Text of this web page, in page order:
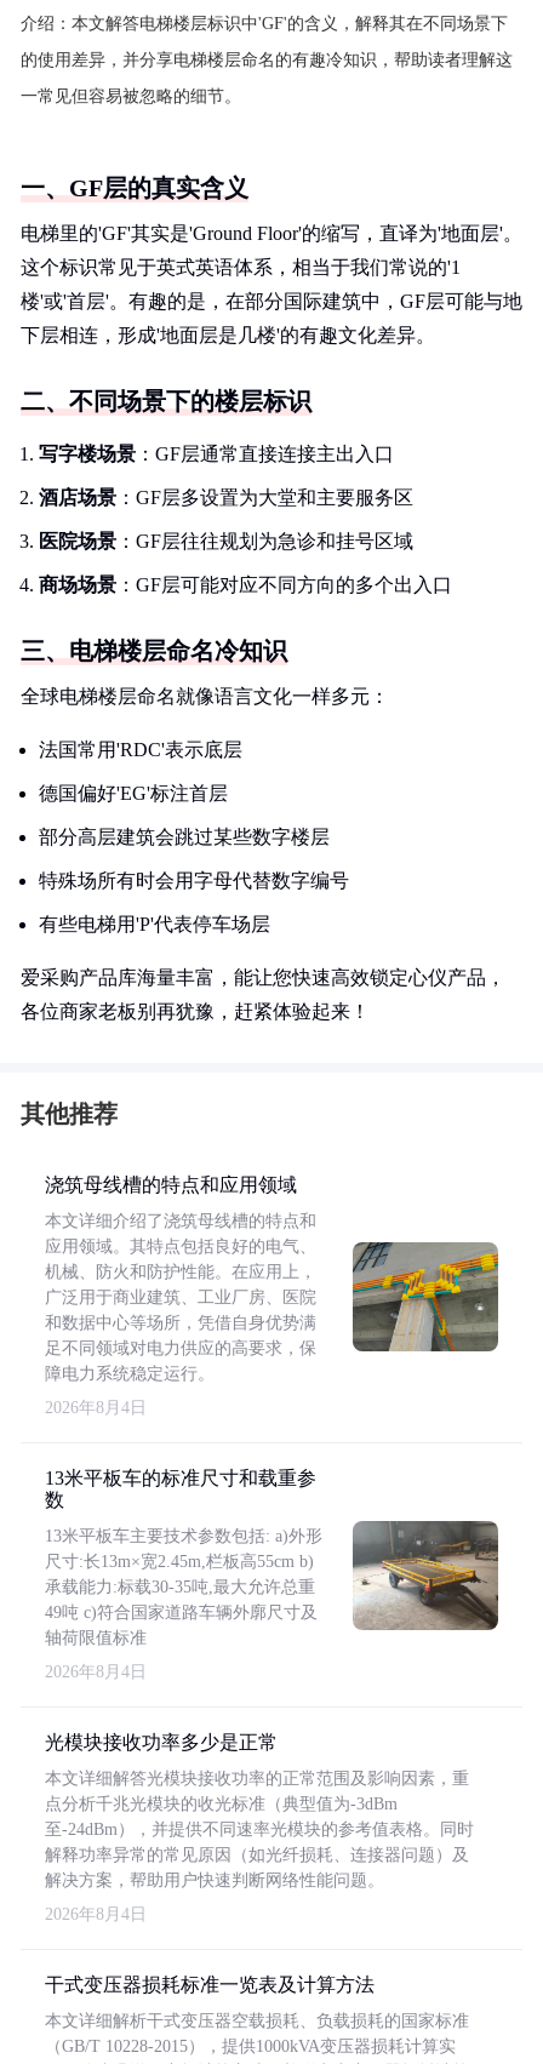
介绍： 本文解答电梯楼层标识中'GF'的含义，解释其在不同场景下
的使用差异，并分享电梯楼层命名的有趣冷知识，帮助读者理解这
一常见但容易被忽略的细节。
一、GF层的真实含义
电梯里的'GF'其实是'Ground Floor'的缩写，直译为'地面层'。
这个标识常见于英式英语体系，相当于我们常说的'1
楼'或'首层'。有趣的是，在部分国际建筑中，GF层可能与地
下层相连，形成'地面层是几楼'的有趣文化差异。
二、不同场景下的楼层标识
写字楼场景 ：GF层通常直接连接主出入口
酒店场景 ：GF层多设置为大堂和主要服务区
医院场景 ：GF层往往规划为急诊和挂号区域
商场场景 ：GF层可能对应不同方向的多个出入口
三、电梯楼层命名冷知识
全球电梯楼层命名就像语言文化一样多元：
法国常用'RDC'表示底层
德国偏好'EG'标注首层
部分高层建筑会跳过某些数字楼层
特殊场所有时会用字母代替数字编号
有些电梯用'P'代表停车场层
爱采购产品库海量丰富，能让您快速高效锁定心仪产品，
各位商家老板别再犹豫，赶紧体验起来！
其他推荐
浇筑母线槽的特点和应用领域
本文详细介绍了浇筑母线槽的特点和
应用领域。其特点包括良好的电气、
机械、防火和防护性能。在应用上，
广泛用于商业建筑、工业厂房、医院
和数据中心等场所，凭借自身优势满
足不同领域对电力供应的高要求，保
障电力系统稳定运行。
2026年8月4日
13米平板车的标准尺寸和载重参
数
13米平板车主要技术参数包括: a)外形
尺寸:长13m×宽2.45m,栏板高55cm b)
承载能力:标载30-35吨,最大允许总重
49吨 c)符合国家道路车辆外廓尺寸及
轴荷限值标准
2026年8月4日
光模块接收功率多少是正常
本文详细解答光模块接收功率的正常范围及影响因素，重
点分析千兆光模块的收光标准（典型值为-3dBm
至-24dBm），并提供不同速率光模块的参考值表格。同时
解释功率异常的常见原因（如光纤损耗、连接器问题）及
解决方案，帮助用户快速判断网络性能问题。
2026年8月4日
干式变压器损耗标准一览表及计算方法
本文详细解析干式变压器空载损耗、负载损耗的国家标准
（GB/T 10228-2015），提供1000kVA变压器损耗计算实